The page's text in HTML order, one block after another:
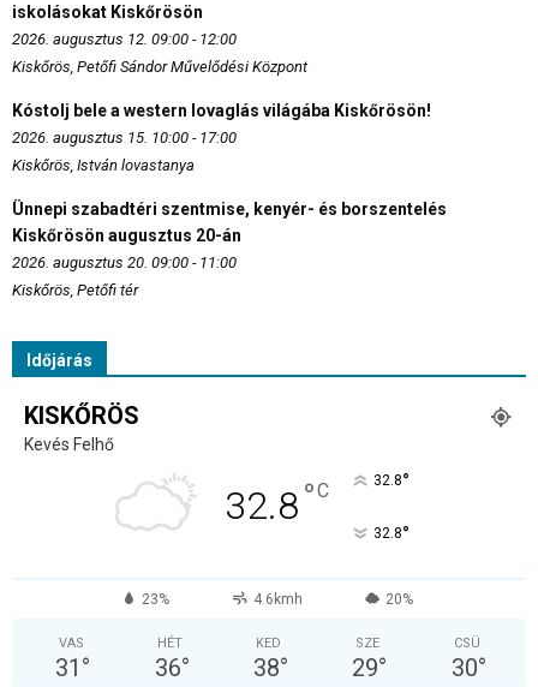
iskolásokat Kiskőrösön
2026. augusztus 12. 09:00 - 12:00
Kiskőrös, Petőfi Sándor Művelődési Központ
Kóstolj bele a western lovaglás világába Kiskőrösön!
2026. augusztus 15. 10:00 - 17:00
Kiskőrös, István lovastanya
Ünnepi szabadtéri szentmise, kenyér- és borszentelés
Kiskőrösön augusztus 20-án
2026. augusztus 20. 09:00 - 11:00
Kiskőrös, Petőfi tér
Időjárás
KISKŐRÖS
Kevés Felhő
32.8°C 32.8°
32.8°
23% 4.6kmh 20%
VAS
31 °
HÉT
36°
KED
38°
SZE
29°
CSÜ
30°